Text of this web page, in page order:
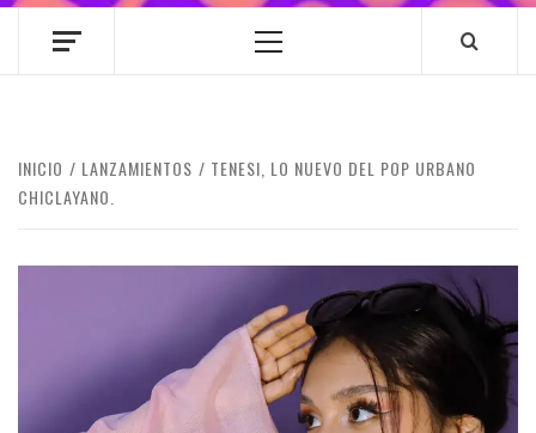
Menú
INICIO LANZAMIENTOS
TENESI, LO NUEVO DEL POP URBANO
CHICLAYANO.